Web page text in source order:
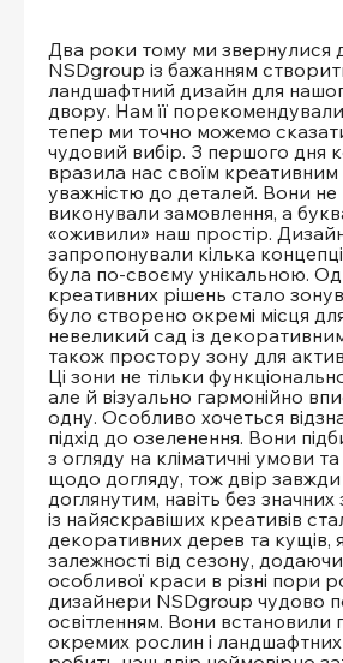
Два роки тому ми звернулися
NSDgroup із бажанням
ландшафтний дизайн для
двору. Нам її порекомендували
тепер ми точно можемо
чудовий вибір. З першого дня
вразила нас своїм креативним
уважністю до деталей. Вони
виконували замовлення, а
«оживили» наш простір.
запропонували кілька
була по-своєму унікальною.
креативних рішень стало
було створено окремі місця
невеликий сад із
також простору зону для
Ці зони не тільки
але й візуально гармонійно
одну. Особливо хочеться
підхід до озеленення. Вони
з огляду на кліматичні умови
щодо догляду, тож двір завжди
доглянутим, навіть без
із найяскравіших креативів
декоративних дерев та кущів,
залежності від сезону,
особливої краси в різні пори
дизайнери NSDgroup чудово
освітленням. Вони встановили
окремих рослин і